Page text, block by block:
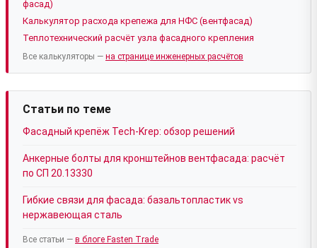
фасад)
Калькулятор расхода крепежа для НФС (вентфасад)
Теплотехнический расчёт узла фасадного крепления
Все калькуляторы — на странице инженерных расчётов
Статьи по теме
Фасадный крепёж Tech-Krep: обзор решений
Анкерные болты для кронштейнов вентфасада: расчёт
по СП 20.13330
Гибкие связи для фасада: базальтопластик vs
нержавеющая сталь
Все статьи — в блоге Fasten Trade